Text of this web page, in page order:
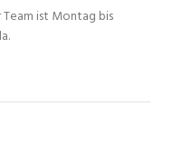
ist Montag bis